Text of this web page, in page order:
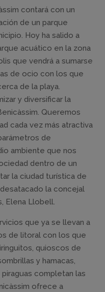
contará con un
de un parque
Hoy ha salido a
acuático en la zona
que vendrá a sumarse
de ocio con los que
de la playa.
y diversificar la
Queremos
cada vez más atractiva
de
ambiente que nos
dentro de un
la ciudad turística de
desatacado la concejal
Elena Llobell.
que ya se llevan a
de litoral con los que
quioscos de
y hamacas,
completan las
ofrece a